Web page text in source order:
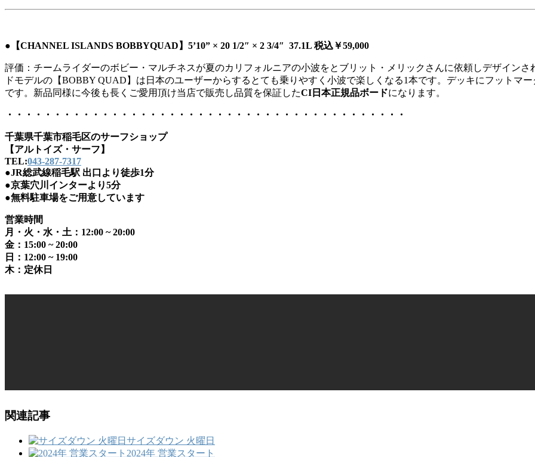
●【CHANNEL ISLANDS BOBBYQUAD】5’10” × 20 1/2″ × 2 3/4″ 37.1L 税込￥59,000
評価：チームライダーのボビー・マルチネスが夏のカリフォルニアの小波をとブリット・メリックさんに依頼しデザイン
ドモデルの【BOBBY QUAD】は日本のユーザーからするとても乗りやすく小波で楽しくなる1本です。デッキにフットマ
です。新品同様に今後も長くご愛用頂け当店で販売し品質を保証したCI日本正規品ボードになります。
・・・・・・・・・・・・・・・・・・・・・・・・・・・・・・・・・・・・・・・・・・
千葉県千葉市稲毛区のサーフショップ
【アルトイズ・サーフ】
TEL:043-287-7317
●JR総武線稲毛駅 出口より徒歩1分
●京葉穴川インターより5分
●無料駐車場をご用意しています
営業時間
月・火・水・土：12:00 ~ 20:00
金：15:00 ~ 20:00
日：12:00 ~ 19:00
木：定休日
関連記事
サイズダウン 火曜日
2024年 営業スタート